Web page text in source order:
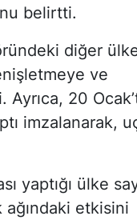
belirtti.
diğer
ve
20
imzalanarak,
yaptığı ülke
ağındaki etkisini